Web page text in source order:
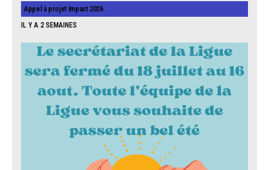
Appel à projet Impact 2026
IL Y A 2 SEMAINES